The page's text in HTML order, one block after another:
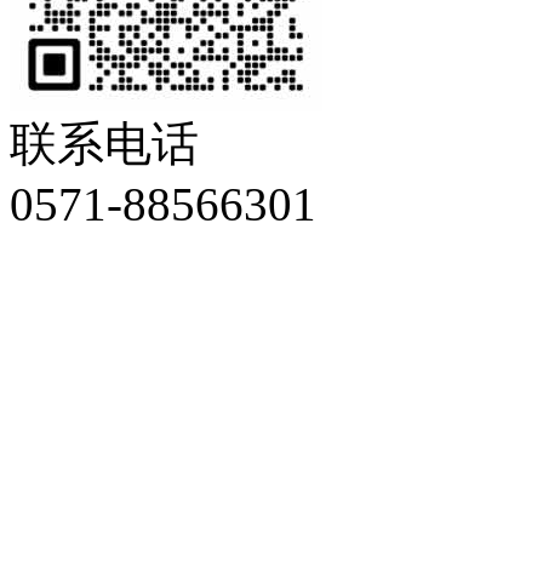
联系电话
0571-88566301